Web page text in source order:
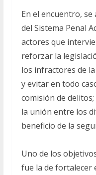
En el encuentro,
del Sistema Penal
actores que
reforzar la
los infractores de
y evitar en todo
comisión de
la unión entre los
beneficio de la
Uno de los
fue la de fortalecer